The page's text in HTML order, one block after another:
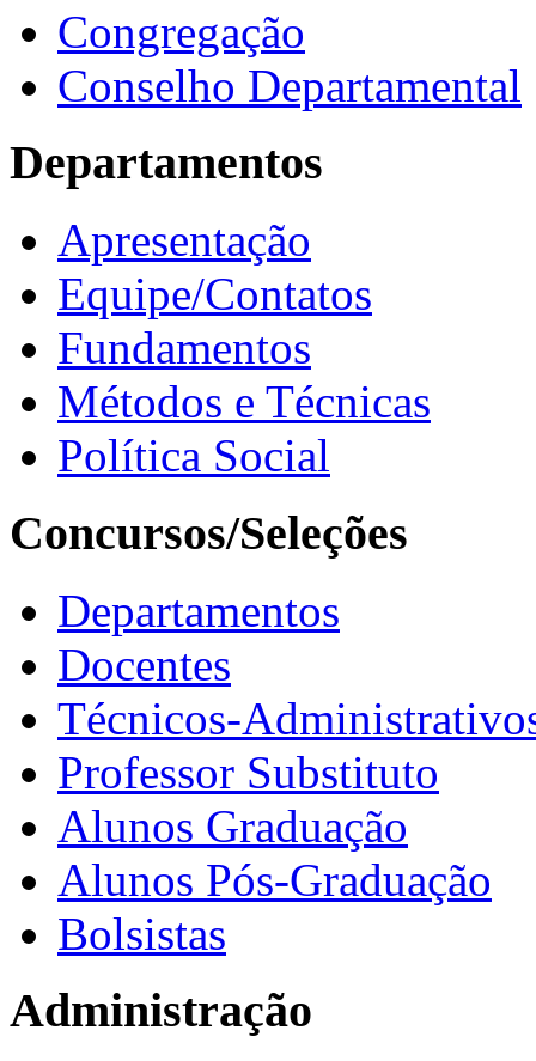
Congregação
Conselho Departamental
Departamentos
Apresentação
Equipe/Contatos
Fundamentos
Métodos e Técnicas
Política Social
Concursos/Seleções
Departamentos
Docentes
Técnicos-
Professor Substituto
Alunos Graduação
Alunos Pós-Graduação
Bolsistas
Administração